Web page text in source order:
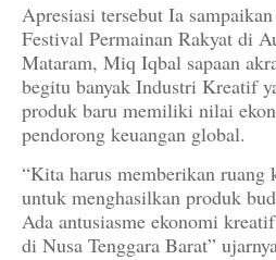
Apresiasi tersebut Ia
Festival Permainan Rakyat di
Mataram, Miq Iqbal sapaan
begitu banyak Industri Kreatif
produk baru memiliki nilai
pendorong keuangan global.
“Kita harus memberikan ruang
untuk menghasilkan produk
Ada antusiasme ekonomi
di Nusa Tenggara Barat”